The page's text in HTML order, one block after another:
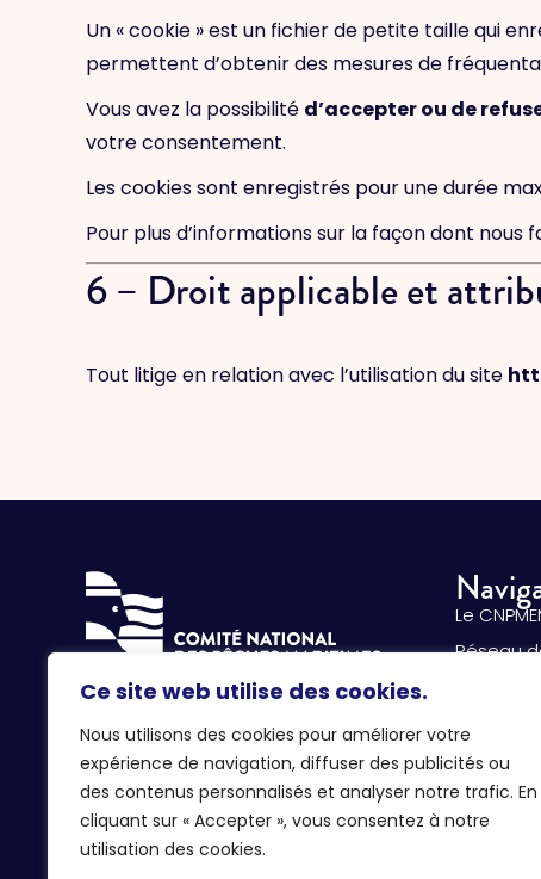
Ce site web utilise des cookies.
Nous utilisons des cookies pour améliorer votre
expérience de navigation, diffuser des publicités ou
des contenus personnalisés et analyser notre trafic. En
cliquant sur « Accepter », vous consentez à notre
utilisation des cookies.
Un « cookie » est un fichier de petite taille qui
permettent d’obtenir des mesures de
Vous avez la possibilité d’accepter ou de
votre consentement.
Les cookies sont enregistrés pour une durée
Pour plus d’informations sur la façon dont nous
6 – Droit applicable et
Tout litige en relation avec l’utilisation du site
134 avenue de Malakoff
75116 Paris
01 72 71 18 00
CONTACTEZ-NOUS
Le
Réseau
La
Les
Nos